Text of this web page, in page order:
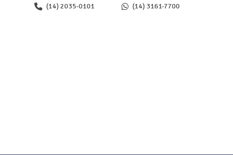
(14) 2035-0101 (14) 3161-7700